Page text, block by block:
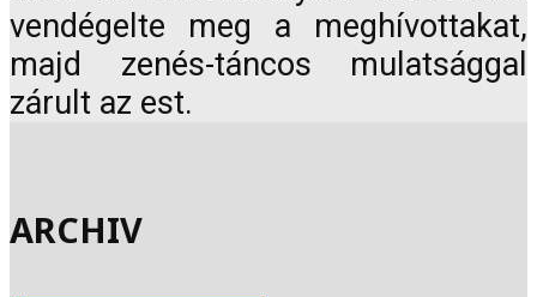
vendégelte meg a meghívottakat,
majd zenés-táncos mulatsággal
zárult az est.
ARCHIV